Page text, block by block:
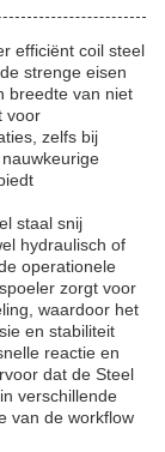
efficiënt coil steel
strenge eisen
breedte van niet
voor
zelfs bij
staal snij
hydraulisch of
operationele
zorgt voor
waardoor het
en stabiliteit
reactie en
dat de Steel
verschillende
van de workflow